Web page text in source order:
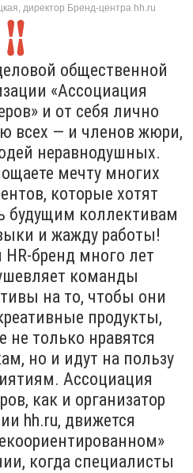
директор Бренд-центра hh.ru
общественной
«Ассоциация
и от себя лично
всех — и членов жюри,
неравнодушных.
мечту многих
которые хотят
будущим коллективам
и жажду работы!
бренд много лет
команды
на то, чтобы они
продукты,
не только нравятся
но и идут на пользу
Ассоциация
как и организатор
hh.ru, движется
когда специалисты